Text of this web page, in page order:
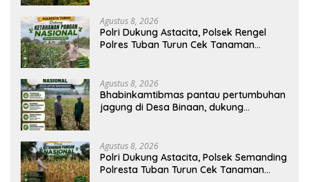
Agustus 8, 2026
Polri Dukung Astacita, Polsek Rengel
Polres Tuban Turun Cek Tanaman
Agustus 8, 2026
Bhabinkamtibmas pantau pertumbuhan
jagung di Desa Binaan, dukung
Agustus 8, 2026
Polri Dukung Astacita, Polsek Semanding
Polresta Tuban Turun Cek Tanaman